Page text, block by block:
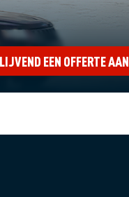
EEN OFFERTE AAN